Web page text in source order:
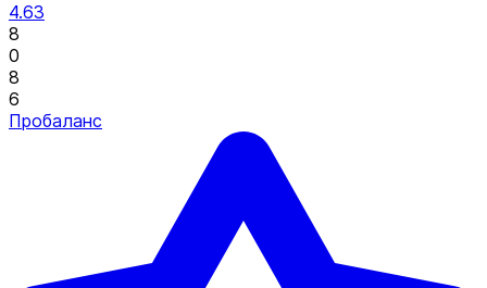
4.63
8
0
8
6
Пробаланс